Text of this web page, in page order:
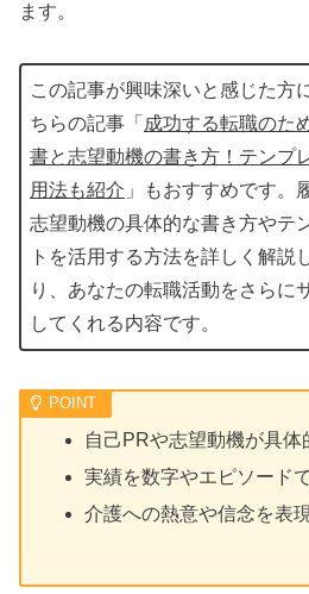
ます。
この記事が興味深いと感じた方
ちらの記事「 成功する転職のた
書と志望動機の書き方！テンプ
用法も紹介 」もおすすめです。
志望動機の具体的な書き方やテ
トを活用する方法を詳しく解説
り、あなたの転職活動をさらに
してくれる内容です。
自己PRや志望動機が具体
実績を数字やエピソード
介護への熱意や信念を表